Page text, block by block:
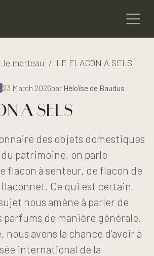
le marteau LE FLACON A SELS
23 March 2026par Héloïse de Baudus
A SELS
des objets domestiques
patrimoine, on parle
flacon à senteur, de flacon de
Ce qui est certain,
nous amène à parler de
parfums de manière générale.
nous avons la chance d’avoir à
international de la